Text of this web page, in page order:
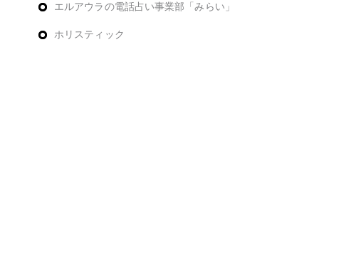
エルアウラの電話占い事業部「みらい」
ホリスティック